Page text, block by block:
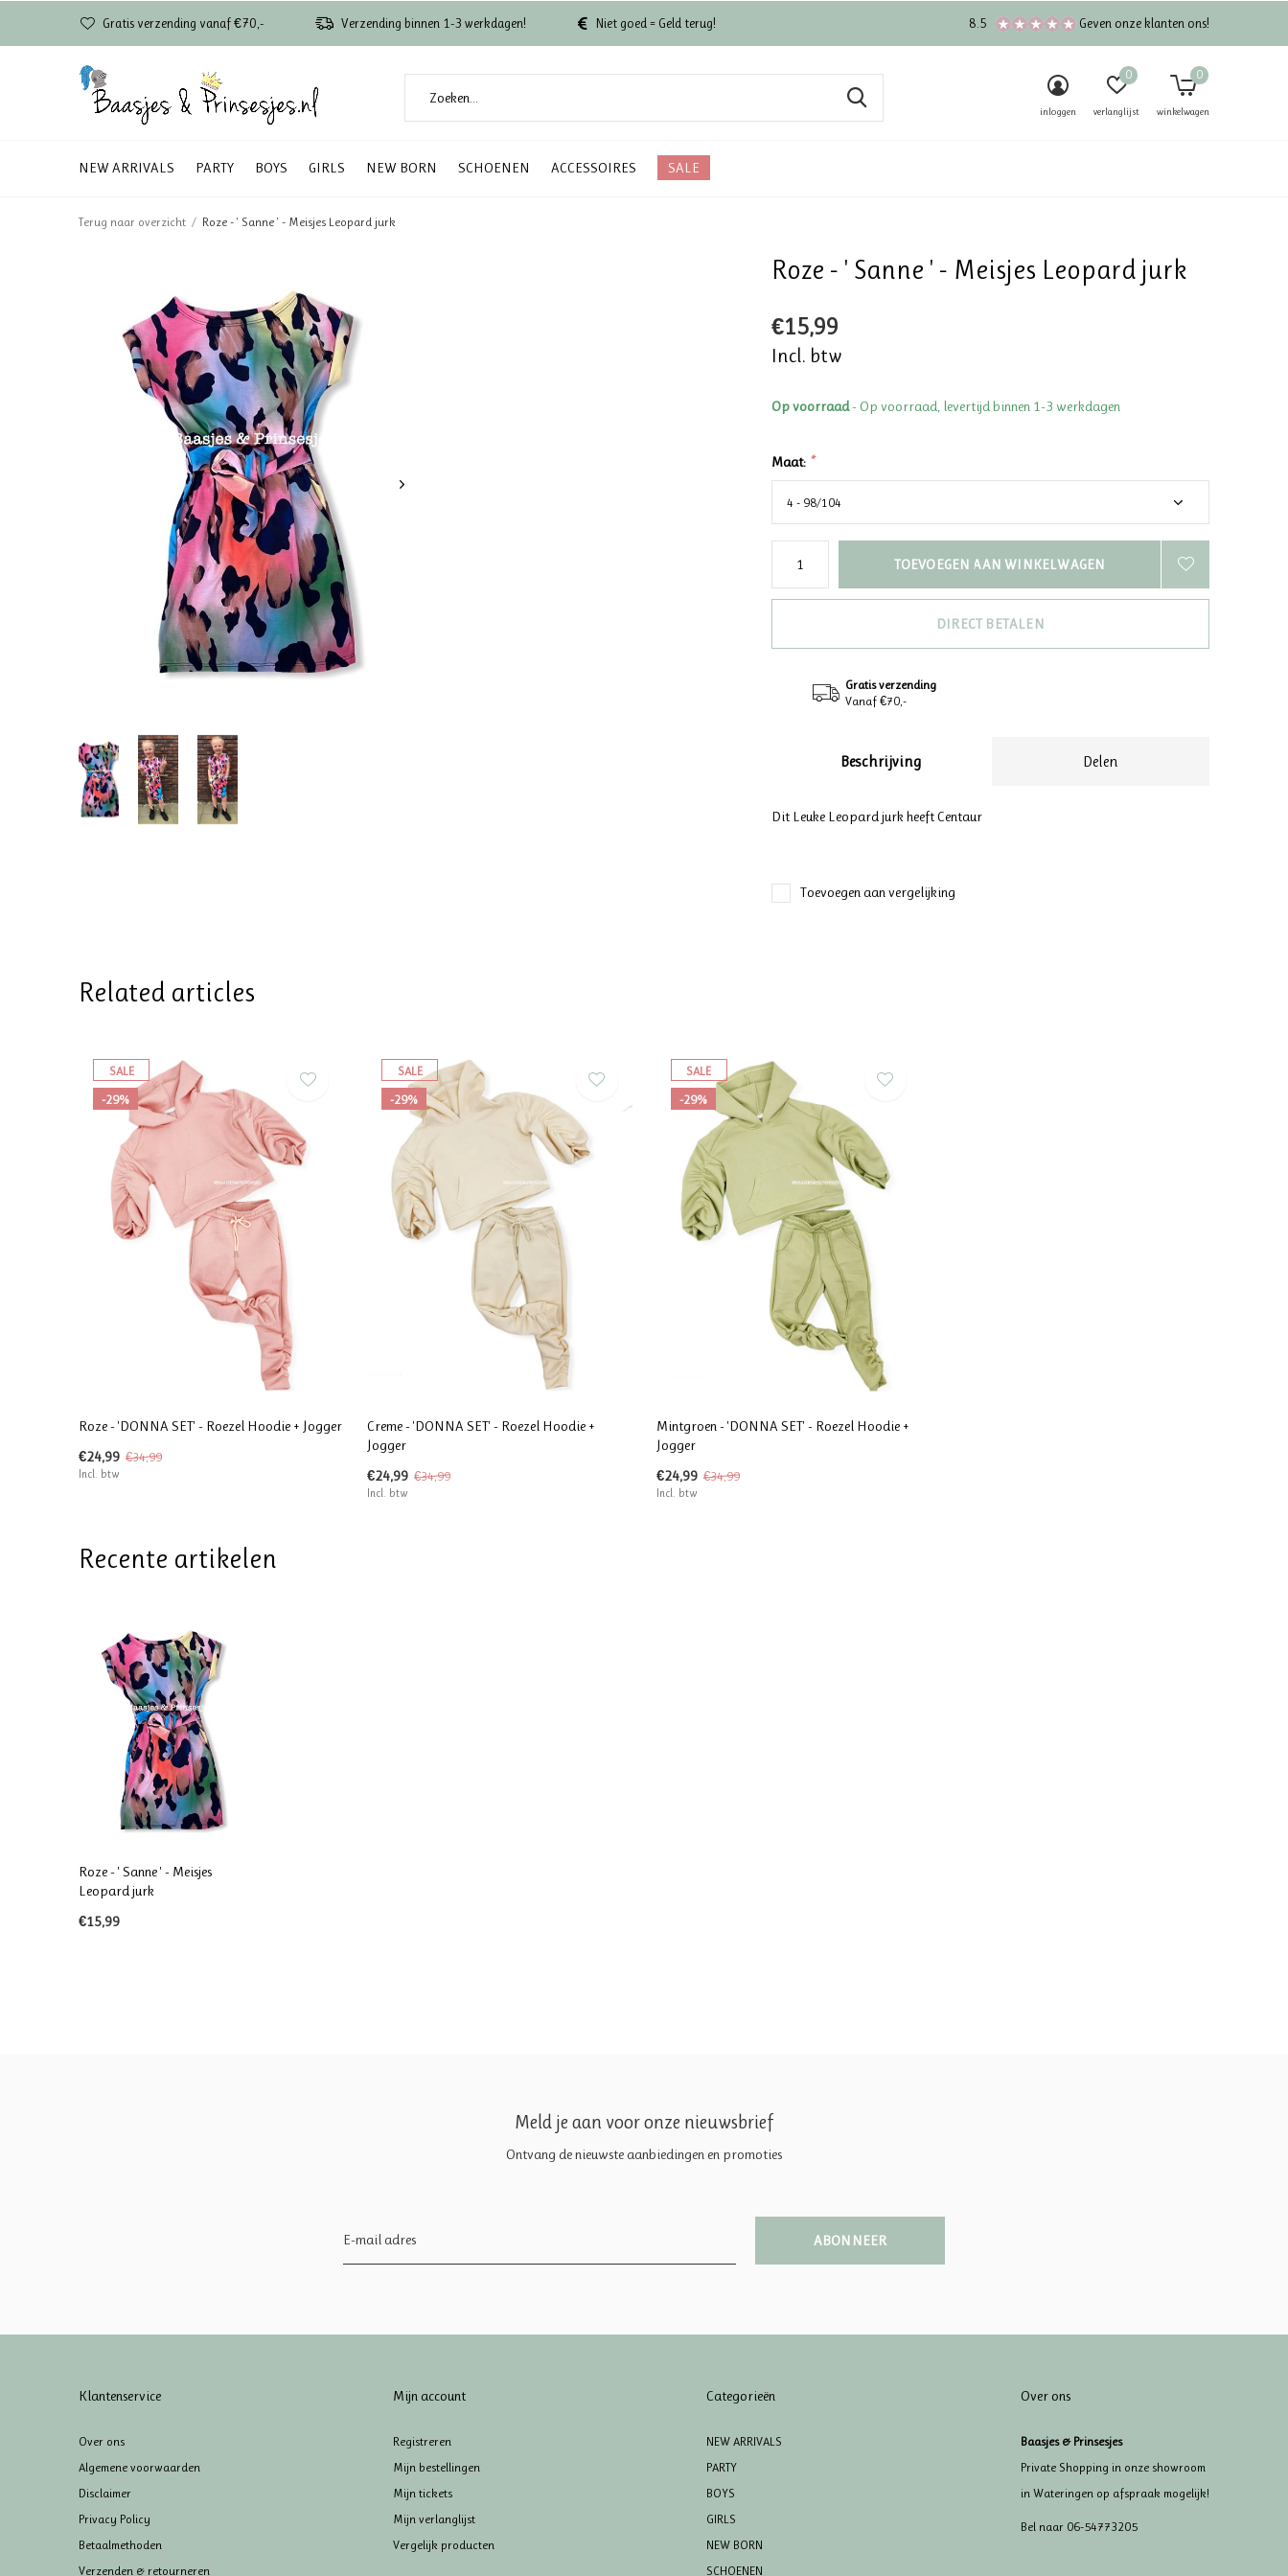
NEW ARRIVALS PARTY BOYS GIRLS NEW BORN SCHOENEN ACCESSOIRES SALE
inloggen verlanglijst
0
winkelwagen
0
Gratis verzending vanaf €70,- Verzending binnen 1-3 werkdagen! Niet goed = Geld terug! 8.5 Geven onze klanten ons!
Terug naar overzicht Roze - ' Sanne ' - Meisjes Leopard jurk
Roze - ' Sanne ' - Meisjes Leopard jurk
€15,99
Incl. btw
Op voorraad- Op voorraad, levertijd binnen 1-3 werkdagen
Maat: *
TOEVOEGEN AAN WINKELWAGEN
DIRECT BETALEN
Gratis verzending
Vanaf €70,-
Beschrijving Delen
Dit Leuke Leopard jurk heeft Centaur
Toevoegen aan vergelijking
Related articles
SALE
-29%
Roze - 'DONNA SET' - Roezel Hoodie + Jogger
€24,99 €34,99
Incl. btw
SALE
-29%
Creme - 'DONNA SET' - Roezel Hoodie +
Jogger
€24,99 €34,99
Incl. btw
SALE
-29%
Mintgroen - 'DONNA SET' - Roezel Hoodie +
Jogger
€24,99 €34,99
Incl. btw
Recente artikelen
Roze - ' Sanne ' - Meisjes
Leopard jurk
€15,99
Meld je aan voor onze nieuwsbrief
Ontvang de nieuwste aanbiedingen en promoties
ABONNEER
Klantenservice
Over ons
Algemene voorwaarden
Disclaimer
Privacy Policy
Betaalmethoden
Verzenden & retourneren
Mijn account
Registreren
Mijn bestellingen
Mijn tickets
Mijn verlanglijst
Vergelijk producten
Categorieën
NEW ARRIVALS
PARTY
BOYS
GIRLS
NEW BORN
SCHOENEN
Over ons
Baasjes & Prinsesjes
Private Shopping in onze showroom
in Wateringen op afspraak mogelijk!
Bel naar 06-54773205